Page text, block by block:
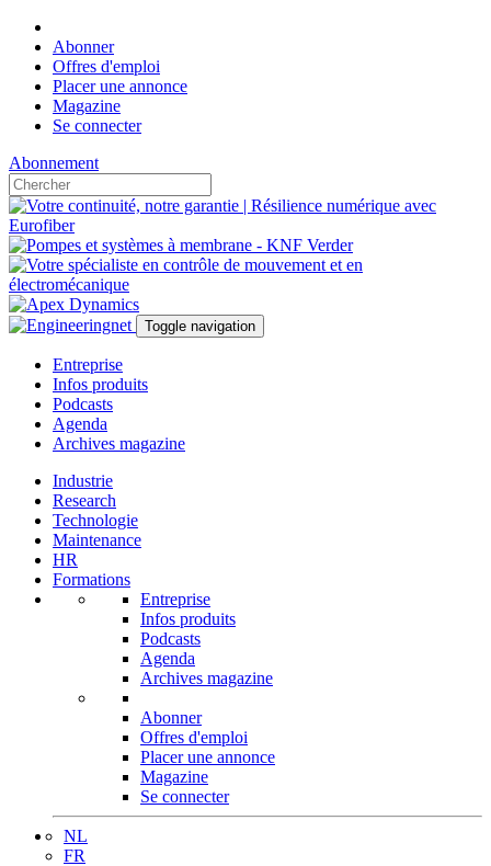
Abonner
Offres d'emploi
Placer une annonce
Magazine
Se connecter
Abonnement
Toggle navigation
Entreprise
Infos produits
Podcasts
Agenda
Archives magazine
Industrie
Research
Technologie
Maintenance
HR
Formations
Entreprise
Infos produits
Podcasts
Agenda
Archives magazine
Abonner
Offres d'emploi
Placer une annonce
Magazine
Se connecter
NL
FR